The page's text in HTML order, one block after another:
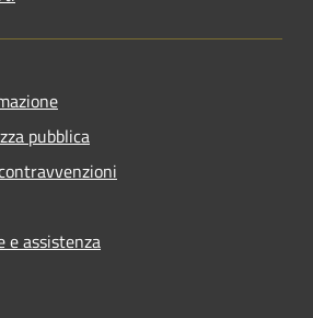
pubblica
e assistenza